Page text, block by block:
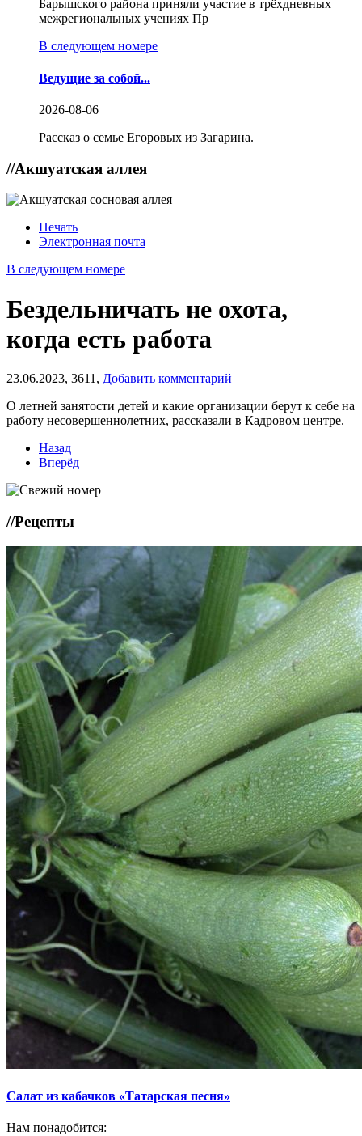
Барышского района приняли участие в трёхдневных
межрегиональных учениях Пр
В следующем номере
Ведущие за собой...
2026-08-06
Рассказ о семье Егоровых из Загарина.
//Акшуатская аллея
Печать
Электронная почта
В следующем номере
Бездельничать не охота,
когда есть работа
23.06.2023, 3611, Добавить комментарий
О летней занятости детей и какие организации берут к себе на
работу несовершеннолетних, рассказали в Кадровом центре.
Назад
Вперёд
//Рецепты
Салат из кабачков «Татарская песня»
Нам понадобится: